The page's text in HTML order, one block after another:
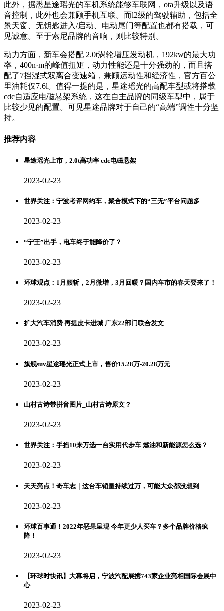
此外，据悉星途瑶光的车机系统能够车联网，ota升级以及语
音控制，此外也会兼顾手机互联。而l2级的驾驶辅助，包括全
景天窗、无钥匙进入/启动、电动尾门等配置也都有搭载，可
见诚意。至于索尼品牌的音响，则比较特别。
动力方面，新车会搭配 2.0t涡轮增压发动机，192kw的最大功
率，400n·m的峰值扭矩，动力性能还是十分强劲的，而且搭
配了7挡湿式双离合变速箱，兼顾运动性和经济性，官方百公
里油耗仅7.6l。值得一提的是，星途瑶光的高配车型或将搭载
cdc自适应电磁悬架系统，这在自主品牌的同级车型中，属于
比较少见的配置。可见星途品牌对于自己的“高端”调性十分坚
持。
推荐内容
星途瑶光上市，2.0t高功率 cdc电磁悬架
2023-02-23
世界关注：宁波考评网约车，聚合模式下的“三无”平台问题多
2023-02-23
“宁王”出手，电车终于能降价了？
2023-02-23
环球观点：1月腰斩，2月微增，3月回暖？国内车市的春天要来了！
2023-02-23
扩大汽车消费 再提皮卡进城 广东22部门联合发文
2023-02-23
旗舰suv星途瑶光正式上市，售价15.28万-20.28万元
2023-02-23
山村古诗带拼音图片_山村古诗原文？
2023-02-23
世界关注：手掐10来万选一台实用代步车 燃油和新能源怎么选？
2023-02-23
天天亮点！奇车志｜这台车销量持续过万，可能大众都没想到
2023-02-23
环球百事通！2022年恶果呈现 今年更少人买车？多个品牌价格疯
降！
2023-02-23
【环球时快讯】大幕将启，宁波汽配展携743家企业亮相国际会展中
心
2023-02-23